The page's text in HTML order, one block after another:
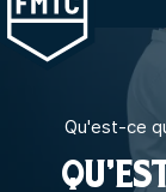
Qu'est-ce